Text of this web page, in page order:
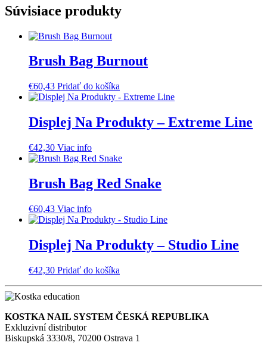
Súvisiace produkty
Brush Bag Burnout
€60,43 Pridať do košíka
Displej Na Produkty – Extreme Line
€42,30 Viac info
Brush Bag Red Snake
€60,43 Viac info
Displej Na Produkty – Studio Line
€42,30 Pridať do košíka
KOSTKA NAIL SYSTEM ČESKÁ REPUBLIKA
Exkluzivní distributor
Biskupská 3330/8, 70200 Ostrava 1